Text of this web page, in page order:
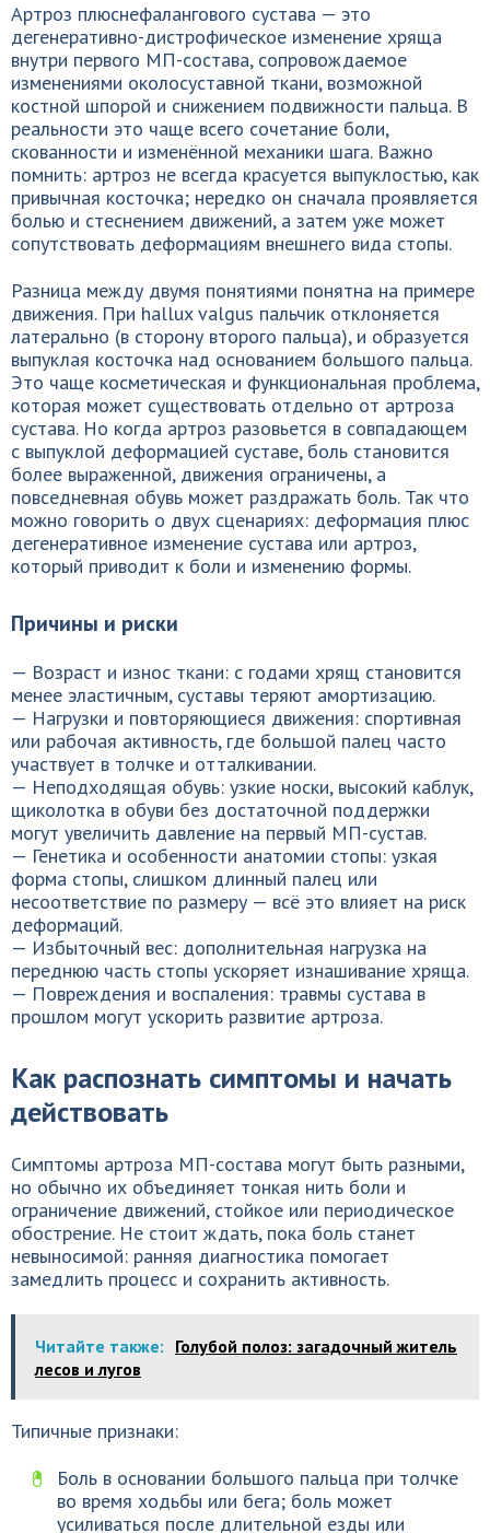
Артроз плюснефалангового сустава — это
дегенеративно-дистрофическое изменение хряща
внутри первого МП-состава, сопровождаемое
изменениями околосуставной ткани, возможной
костной шпорой и снижением подвижности пальца. В
реальности это чаще всего сочетание боли,
скованности и изменённой механики шага. Важно
помнить: артроз не всегда красуется выпуклостью, как
привычная косточка; нередко он сначала проявляется
болью и стеснением движений, а затем уже может
сопутствовать деформациям внешнего вида стопы.
Разница между двумя понятиями понятна на примере
движения. При hallux valgus пальчик отклоняется
латерально (в сторону второго пальца), и образуется
выпуклая косточка над основанием большого пальца.
Это чаще косметическая и функциональная проблема,
которая может существовать отдельно от артроза
сустава. Но когда артроз разовьется в совпадающем
с выпуклой деформацией суставе, боль становится
более выраженной, движения ограничены, а
повседневная обувь может раздражать боль. Так что
можно говорить о двух сценариях: деформация плюс
дегенеративное изменение сустава или артроз,
который приводит к боли и изменению формы.
Причины и риски
— Возраст и износ ткани: с годами хрящ становится
менее эластичным, суставы теряют амортизацию.
— Нагрузки и повторяющиеся движения: спортивная
или рабочая активность, где большой палец часто
участвует в толчке и отталкивании.
— Неподходящая обувь: узкие носки, высокий каблук,
щиколотка в обуви без достаточной поддержки
могут увеличить давление на первый МП-сустав.
— Генетика и особенности анатомии стопы: узкая
форма стопы, слишком длинный палец или
несоответствие по размеру — всё это влияет на риск
деформаций.
— Избыточный вес: дополнительная нагрузка на
переднюю часть стопы ускоряет изнашивание хряща.
— Повреждения и воспаления: травмы сустава в
прошлом могут ускорить развитие артроза.
Как распознать симптомы и начать
действовать
Симптомы артроза МП-состава могут быть разными,
но обычно их объединяет тонкая нить боли и
ограничение движений, стойкое или периодическое
обострение. Не стоит ждать, пока боль станет
невыносимой: ранняя диагностика помогает
замедлить процесс и сохранить активность.
Читайте также: Голубой полоз: загадочный житель
лесов и лугов
Типичные признаки:
Боль в основании большого пальца при толчке
во время ходьбы или бега; боль может
усиливаться после длительной езды или